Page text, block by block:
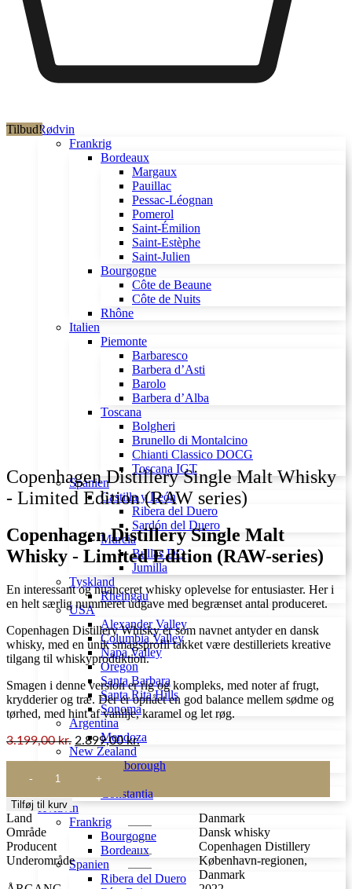
Rødvin
Frankrig
Bordeaux
Margaux
Pauillac
Pessac-Léognan
Pomerol
Saint-Émilion
Saint-Estèphe
Saint-Julien
Bourgogne
Côte de Beaune
Côte de Nuits
Rhône
Italien
Piemonte
Barbaresco
Barbera d’Asti
Barolo
Barbera d’Alba
Toscana
Bolgheri
Brunello di Montalcino
Chianti Classico DOCG
Toscana IGT
Spanien
Castilla y León
Ribera del Duero
Sardón del Duero
Murcia
Bullas DO
Jumilla
Tyskland
Rheingau
USA
Alexander Valley
Columbia Valley
Napa Valley
Oregon
Santa Barbara
Santa Rita Hills
Sonoma
Argentina
Mendoza
New Zealand
Marlborough
Sydafrika
Constantia
Hvidvin
Frankrig
Bourgogne
Bordeaux
Spanien
Ribera del Duero
Tilbud!
Copenhagen Distillery Single Malt Whisky
- Limited Edition (RAW series)
Copenhagen Distillery Single Malt
Whisky - Limited Edition (RAW-series)
En interessant og nuanceret whisky oplevelse for entusiaster. Her i
en helt særlig nummeret udgave med begrænset antal produceret.
Copenhagen Distillery Whisky er som navnet antyder en dansk
whisky, med en unik smagsprofil takket være destilleriets kreative
tilgang til whiskyproduktion.
Smagen i denne version er rig og kompleks, med noter af frugt,
krydderier og træ. Der er opnået en god balance mellem sødme og
tørhed, med hint af vanilje, karamel og let røg.
3.199,00kr. 2.899,00kr.
Distillery
Single
Malt
Whisky
-
Limited
Edition
(RAW
Tilføj til kurv
Land
Danmark
Område
Dansk whisky
Producent
Copenhagen Distillery
Underområde
København-regionen,
Danmark